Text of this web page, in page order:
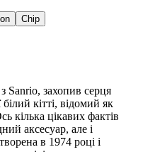
Chip
Sanrio, захопив серця
кітті, відомий як
кілька цікавих фактів
аксесуар, але і
в 1974 році і